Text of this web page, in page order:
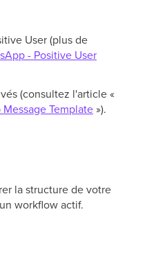
User (plus de
- Positive User
(consultez l'article «
Template»).
la structure de votre
workflow actif.